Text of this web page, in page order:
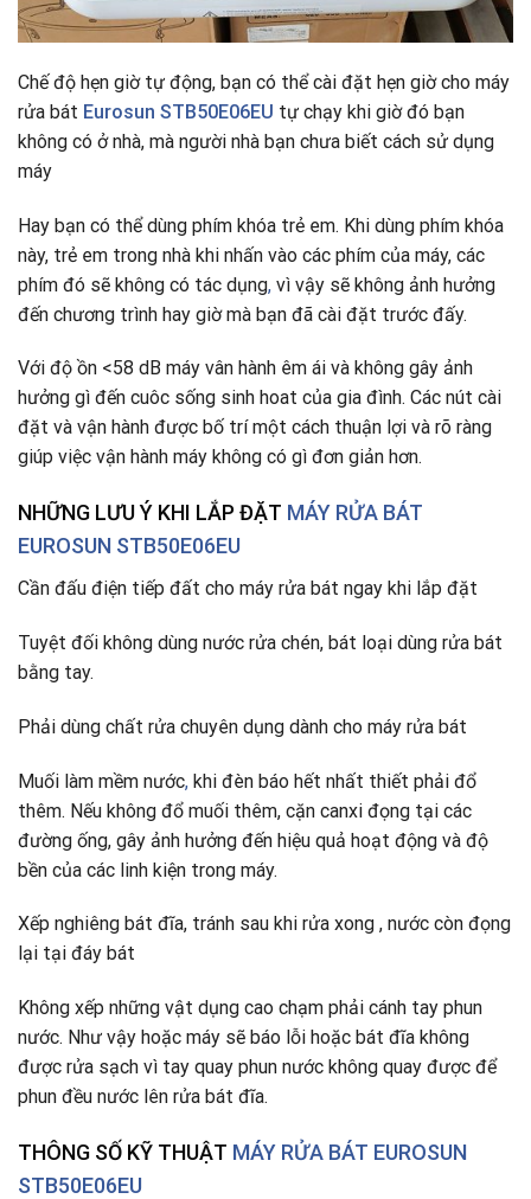
Chế độ hẹn giờ tự động, bạn có thể cài đặt hẹn giờ cho máy
rửa bát Eurosun STB50E06EU tự chạy khi giờ đó bạn
không có ở nhà, mà người nhà bạn chưa biết cách sử dụng
máy
Hay bạn có thể dùng phím khóa trẻ em. Khi dùng phím khóa
này, trẻ em trong nhà khi nhấn vào các phím của máy, các
phím đó sẽ không có tác dụng, vì vậy sẽ không ảnh hưởng
đến chương trình hay giờ mà bạn đã cài đặt trước đấy.
Với độ ồn <58 dB máy vân hành êm ái và không gây ảnh
hưởng gì đến cuôc sống sinh hoat của gia đình. Các nút cài
đặt và vận hành được bố trí một cách thuận lợi và rõ ràng
giúp việc vận hành máy không có gì đơn giản hơn.
NHỮNG LƯU Ý KHI LẮP ĐẶT MÁY RỬA BÁT
EUROSUN STB50E06EU
Cần đấu điện tiếp đất cho máy rửa bát ngay khi lắp đặt
Tuyệt đối không dùng nước rửa chén, bát loại dùng rửa bát
bằng tay.
Phải dùng chất rửa chuyên dụng dành cho máy rửa bát
Muối làm mềm nước, khi đèn báo hết nhất thiết phải đổ
thêm. Nếu không đổ muối thêm, cặn canxi đọng tại các
đường ống, gây ảnh hưởng đến hiệu quả hoạt động và độ
bền của các linh kiện trong máy.
Xếp nghiêng bát đĩa, tránh sau khi rửa xong , nước còn đọng
lại tại đáy bát
Không xếp những vật dụng cao chạm phải cánh tay phun
nước. Như vậy hoặc máy sẽ báo lỗi hoặc bát đĩa không
được rửa sạch vì tay quay phun nước không quay được để
phun đều nước lên rửa bát đĩa.
THÔNG SỐ KỸ THUẬT MÁY RỬA BÁT EUROSUN
STB50E06EU